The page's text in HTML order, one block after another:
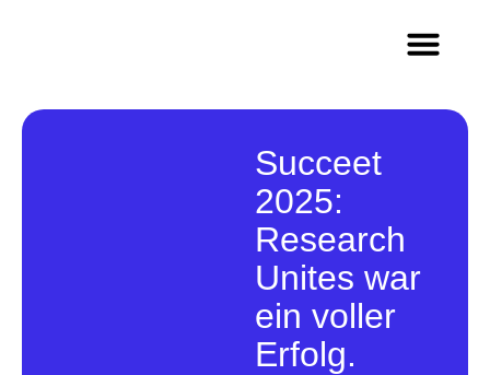
Succeet
2025:
Research
Unites war
ein voller
Erfolg.